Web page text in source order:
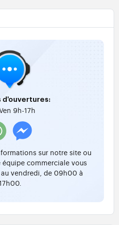
d'ouvertures:
9h-17h
sur notre site ou
commerciale vous
vendredi, de 09h00 à